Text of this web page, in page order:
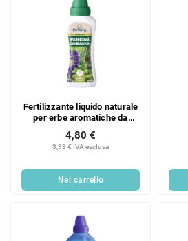
Fertilizzante liquido naturale
per erbe aromatiche da
giardino 0,5 l
3,93 € IVA esclusa
4,80 €
Nel carrello